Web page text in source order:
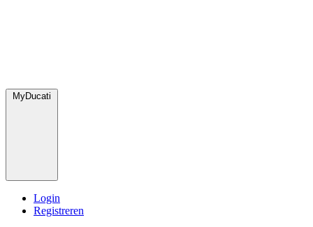
MyDucati
Login
Registreren